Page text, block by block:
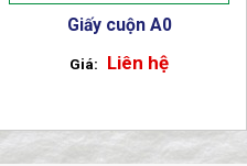
Giấy cuộn A0
Liên hệ